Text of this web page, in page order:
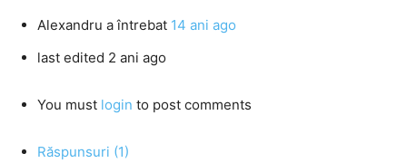
Alexandru a întrebat 14 ani ago
last edited 2 ani ago
You must login to post comments
Răspunsuri (1)